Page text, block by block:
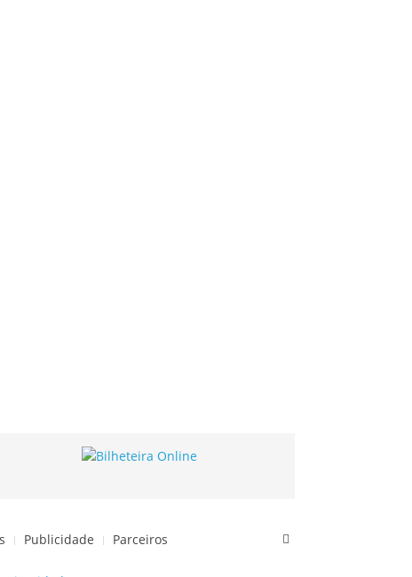
Publicidade Parceiros